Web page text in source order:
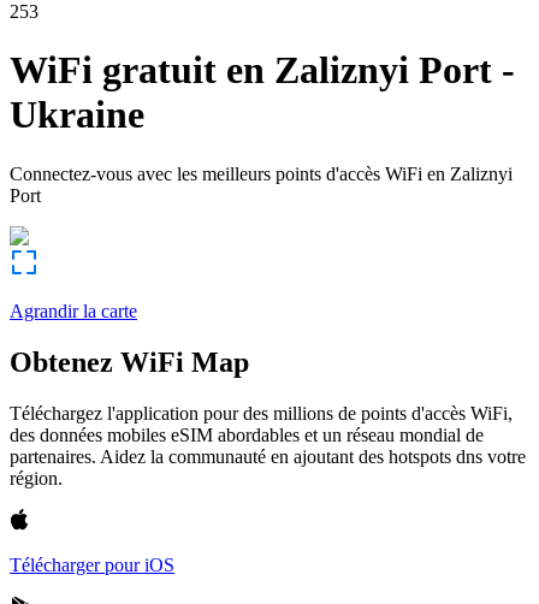
253
WiFi gratuit en Zaliznyi Port -
Ukraine
Connectez-vous avec les meilleurs points d'accès WiFi en Zaliznyi
Port
Agrandir la carte
Obtenez WiFi Map
Téléchargez l'application pour des millions de points d'accès WiFi,
des données mobiles eSIM abordables et un réseau mondial de
partenaires. Aidez la communauté en ajoutant des hotspots dns votre
région.
Télécharger pour iOS